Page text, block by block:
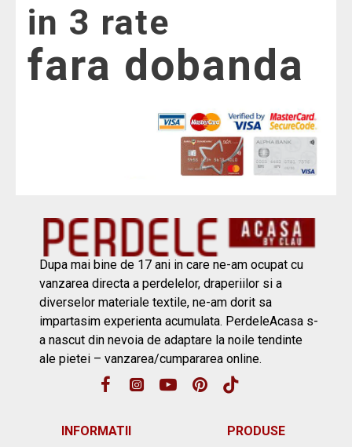
in 3 rate
fara dobanda
Dupa mai bine de 17 ani in care ne-am ocupat cu
vanzarea directa a perdelelor, draperiilor si a
diverselor materiale textile, ne-am dorit sa
impartasim experienta acumulata. PerdeleAcasa s-
a nascut din nevoia de adaptare la noile tendinte
ale pietei – vanzarea/cumpararea online.
INFORMATII PRODUSE